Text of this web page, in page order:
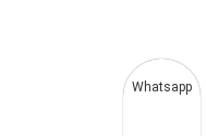
Whatsapp